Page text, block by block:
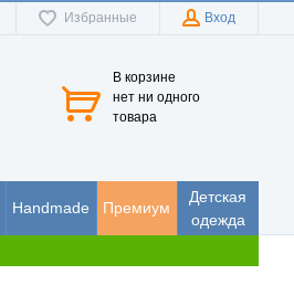
Избранные Вход
В корзине
нет ни одного
товара
Handmade Премиум
Детская
одежда